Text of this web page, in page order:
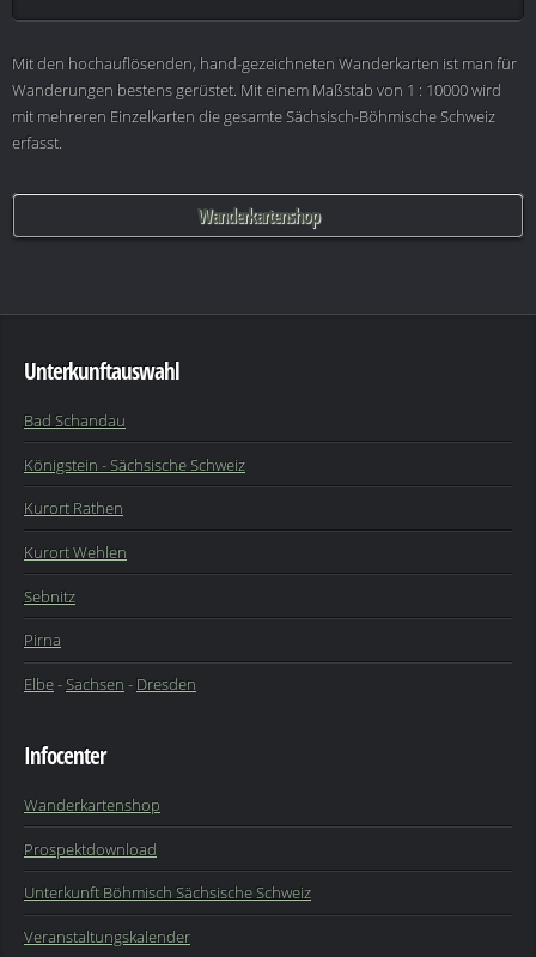
Mit den hochauflösenden, hand-gezeichneten Wanderkarten ist man für
Wanderungen bestens gerüstet. Mit einem Maßstab von 1 : 10000 wird
mit mehreren Einzelkarten die gesamte Sächsisch-Böhmische Schweiz
erfasst.
Wanderkartenshop
Unterkunftauswahl
Bad Schandau
Königstein - Sächsische Schweiz
Kurort Rathen
Kurort Wehlen
Sebnitz
Pirna
Elbe-Sachsen - Dresden
Infocenter
Wanderkartenshop
Prospektdownload
Unterkunft Böhmisch Sächsische Schweiz
Veranstaltungskalender